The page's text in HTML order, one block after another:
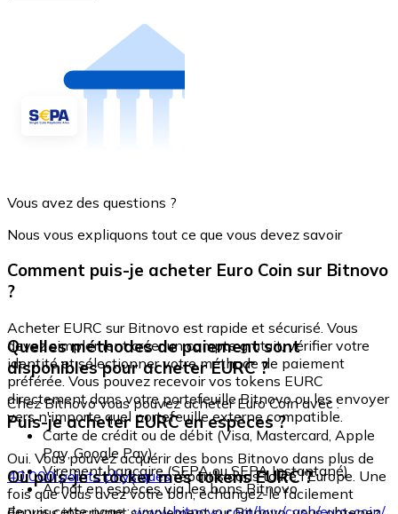
Vous avez des questions ?
Nous vous expliquons tout ce que vous devez savoir
Comment puis-je acheter Euro Coin sur Bitnovo
?
Acheter EURC sur Bitnovo est rapide et sécurisé. Vous
devez simplement créer un compte gratuit, vérifier votre
identité et sélectionner votre méthode de paiement
préférée. Vous pouvez recevoir vos tokens EURC
directement dans votre portefeuille Bitnovo ou les envoyer
vers n'importe quel portefeuille externe compatible.
Quelles méthodes de paiement sont
disponibles pour acheter EURC ?
Chez Bitnovo vous pouvez acheter Euro Coin avec :
Carte de crédit ou de débit (Visa, Mastercard, Apple
Pay, Google Pay)
Virement bancaire (SEPA ou SEPA Instantané)
Achat en espèces via les bons Bitnovo
Puis-je acheter EURC en espèces ?
Oui. Vous pouvez acquérir des bons Bitnovo dans plus de
40 000 points physiquesrépartis dans toute l'Europe. Une
fois que vous avez votre bon, échangez-le facilement
Où puis-je stocker mes tokens EURC ?